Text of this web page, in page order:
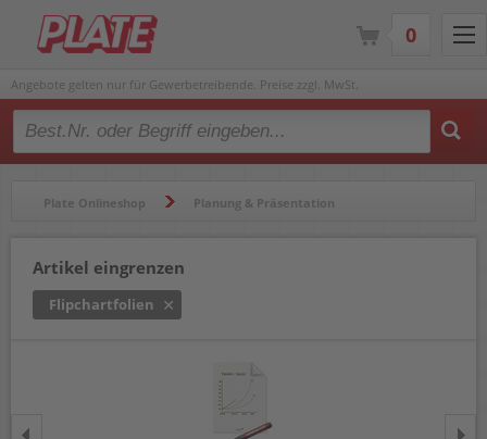
Angebote gelten nur für Gewerbetreibende. Preise zzgl. MwSt.
Type 2 or more characters for results.
Plate Onlineshop Planung & Präsentation
Artikel eingrenzen
Flipchartfolien
0